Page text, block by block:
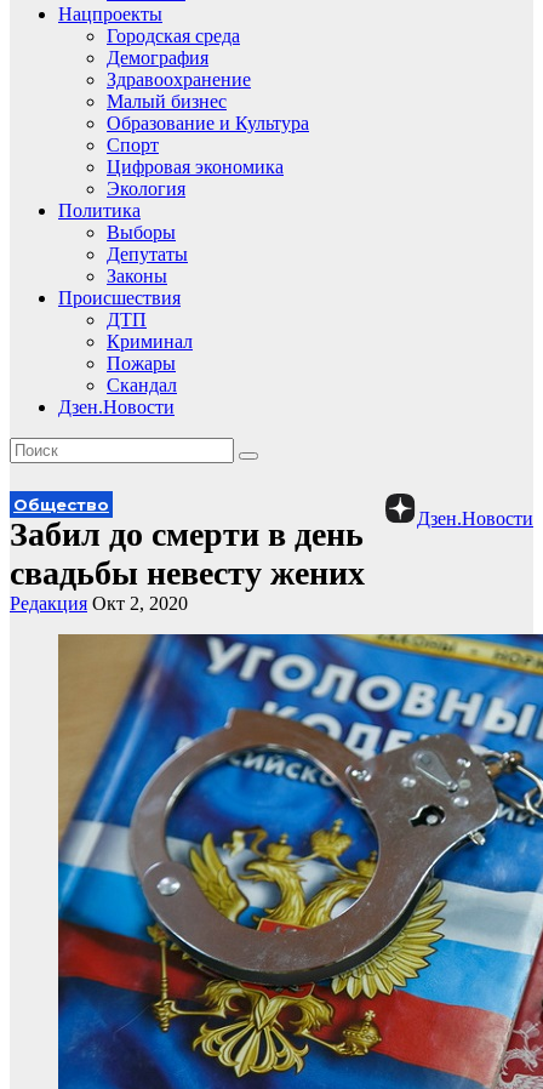
Нацпроекты
Городская среда
Демография
Здравоохранение
Малый бизнес
Образование и Культура
Спорт
Цифровая экономика
Экология
Политика
Выборы
Депутаты
Законы
Происшествия
ДТП
Криминал
Пожары
Скандал
Дзен.Новости
Дзен.Новости
Общество
Забил до смерти в день
свадьбы невесту жених
Редакция Окт 2, 2020